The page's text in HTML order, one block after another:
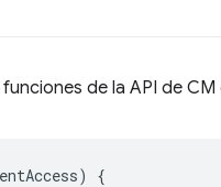
de la API de
)
{